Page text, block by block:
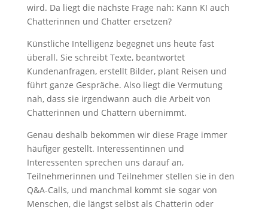
wird. Da liegt die nächste Frage nah: Kann KI auch
Chatterinnen und Chatter ersetzen?
Künstliche Intelligenz begegnet uns heute fast
überall. Sie schreibt Texte, beantwortet
Kundenanfragen, erstellt Bilder, plant Reisen und
führt ganze Gespräche. Also liegt die Vermutung
nah, dass sie irgendwann auch die Arbeit von
Chatterinnen und Chattern übernimmt.
Genau deshalb bekommen wir diese Frage immer
häufiger gestellt. Interessentinnen und
Interessenten sprechen uns darauf an,
Teilnehmerinnen und Teilnehmer stellen sie in den
Q&A-Calls, und manchmal kommt sie sogar von
Menschen, die längst selbst als Chatterin oder